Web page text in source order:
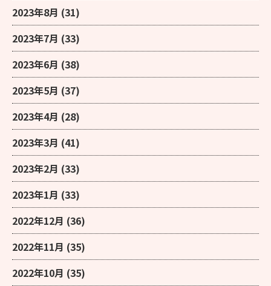
2023年8月 (31)
2023年7月 (33)
2023年6月 (38)
2023年5月 (37)
2023年4月 (28)
2023年3月 (41)
2023年2月 (33)
2023年1月 (33)
2022年12月 (36)
2022年11月 (35)
2022年10月 (35)